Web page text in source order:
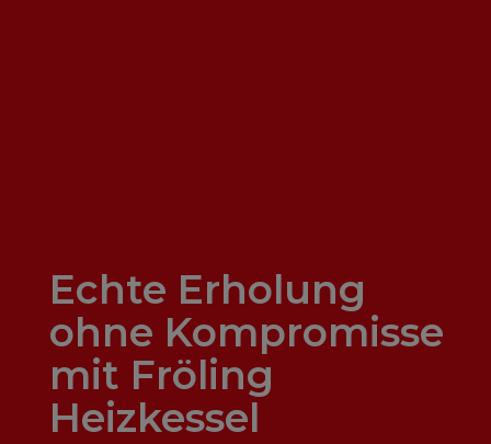
Echte Erholung
ohne Kompromisse
mit Fröling
Heizkessel